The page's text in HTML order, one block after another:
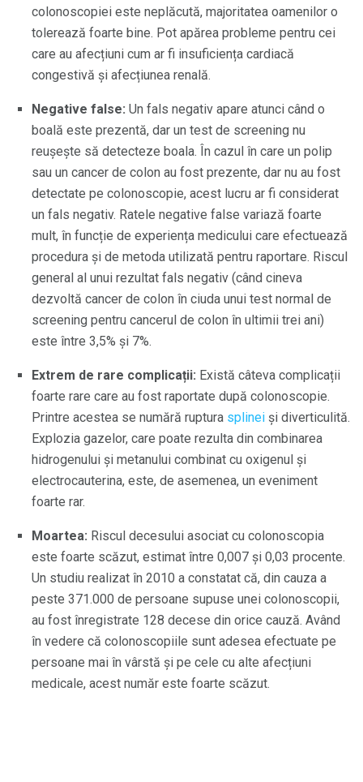
colonoscopiei este neplăcută, majoritatea oamenilor o
tolerează foarte bine. Pot apărea probleme pentru cei
care au afecțiuni cum ar fi insuficiența cardiacă
congestivă și afecțiunea renală.
Negative false: Un fals negativ apare atunci când o
boală este prezentă, dar un test de screening nu
reușește să detecteze boala. În cazul în care un polip
sau un cancer de colon au fost prezente, dar nu au fost
detectate pe colonoscopie, acest lucru ar fi considerat
un fals negativ. Ratele negative false variază foarte
mult, în funcție de experiența medicului care efectuează
procedura și de metoda utilizată pentru raportare. Riscul
general al unui rezultat fals negativ (când cineva
dezvoltă cancer de colon în ciuda unui test normal de
screening pentru cancerul de colon în ultimii trei ani)
este între 3,5% și 7%.
Extrem de rare complicații: Există câteva complicații
foarte rare care au fost raportate după colonoscopie.
Printre acestea se numără ruptura splinei și diverticulită.
Explozia gazelor, care poate rezulta din combinarea
hidrogenului și metanului combinat cu oxigenul și
electrocauterina, este, de asemenea, un eveniment
foarte rar.
Moartea: Riscul decesului asociat cu colonoscopia
este foarte scăzut, estimat între 0,007 și 0,03 procente.
Un studiu realizat în 2010 a constatat că, din cauza a
peste 371.000 de persoane supuse unei colonoscopii,
au fost înregistrate 128 decese din orice cauză. Având
în vedere că colonoscopiile sunt adesea efectuate pe
persoane mai în vârstă și pe cele cu alte afecțiuni
medicale, acest număr este foarte scăzut.